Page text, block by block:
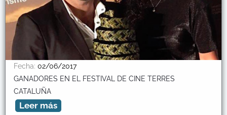
Fecha: 02/06/2017
GANADORES EN EL FESTIVAL DE CINE TERRES
CATALUÑA
Leer más